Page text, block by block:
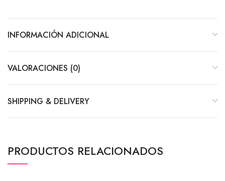
INFORMACIÓN ADICIONAL
VALORACIONES (0)
SHIPPING & DELIVERY
PRODUCTOS RELACIONADOS